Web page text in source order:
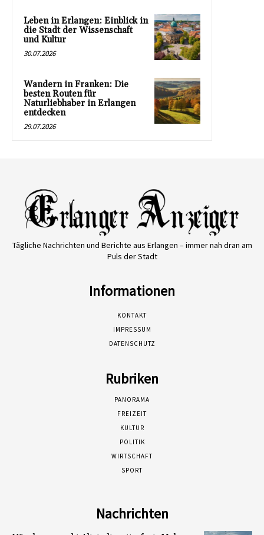
Leben in Erlangen: Einblick in
die Stadt der Wissenschaft
und Kultur
30.07.2026
Wandern in Franken: Die
besten Routen für
Naturliebhaber in Erlangen
entdecken
29.07.2026
Tägliche Nachrichten und Berichte aus Erlangen – immer nah dran am
Puls der Stadt
Informationen
KONTAKT
IMPRESSUM
DATENSCHUTZ
Rubriken
PANORAMA
FREIZEIT
KULTUR
POLITIK
WIRTSCHAFT
SPORT
Nachrichten